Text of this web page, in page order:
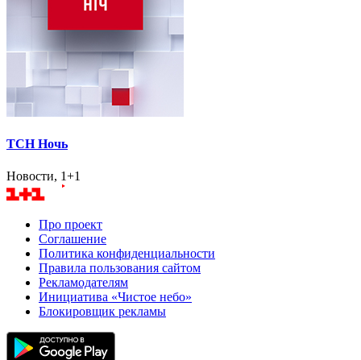
ТСН Ночь
Новости, 1+1
Про проект
Соглашение
Политика конфиденциальности
Правила пользования сайтом
Рекламодателям
Инициатива «Чистое небо»
Блокировщик рекламы